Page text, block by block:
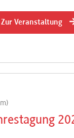
Zur Veranstaltung